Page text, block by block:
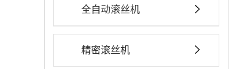
全自动滚丝机
精密滚丝机